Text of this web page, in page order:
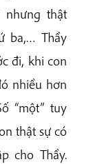
thật
ba,… Thầy
đi, khi con
nhiều hơn
“một” tuy
thật sự có
cho Thầy.